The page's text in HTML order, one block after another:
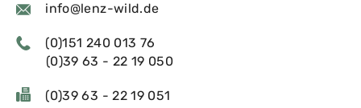
info@lenz-wild.de
(0)151 240 013 76
(0)39 63 - 22 19 050
(0)39 63 - 22 19 051